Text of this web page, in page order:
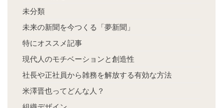
未分類
未来の新聞を今つくる「夢新聞」
特にオススメ記事
現代人のモチベーションと創造性
社長や正社員から雑務を解放する有効な方法
米澤晋也ってどんな人？